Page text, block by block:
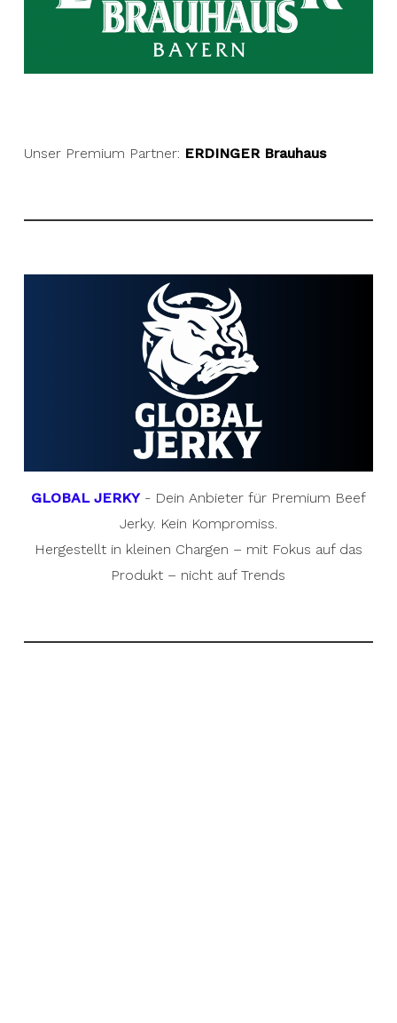
Unser Premium Partner: ERDINGER Brauhaus
GLOBAL JERKY- Dein Anbieter für Premium Beef
Jerky. Kein Kompromiss.
Hergestellt in kleinen Chargen – mit Fokus auf das
Produkt – nicht auf Trends